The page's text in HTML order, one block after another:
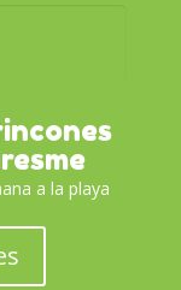
a la playa